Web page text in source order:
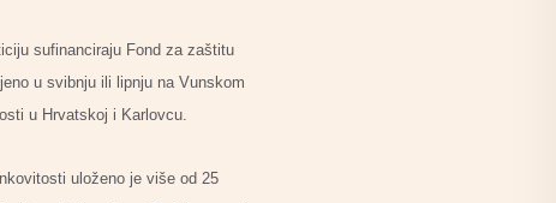
sufinanciraju Fond za zaštitu
u svibnju ili lipnju na Vunskom
u Hrvatskoj i Karlovcu.
uloženo je više od 25